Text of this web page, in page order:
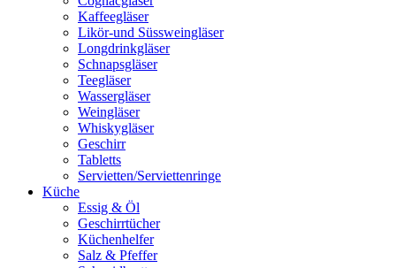
Kaffeegläser
Likör-und Süssweingläser
Longdrinkgläser
Schnapsgläser
Teegläser
Wassergläser
Weingläser
Whiskygläser
Geschirr
Tabletts
Servietten/Serviettenringe
Küche
Essig & Öl
Geschirrtücher
Küchenhelfer
Salz & Pfeffer